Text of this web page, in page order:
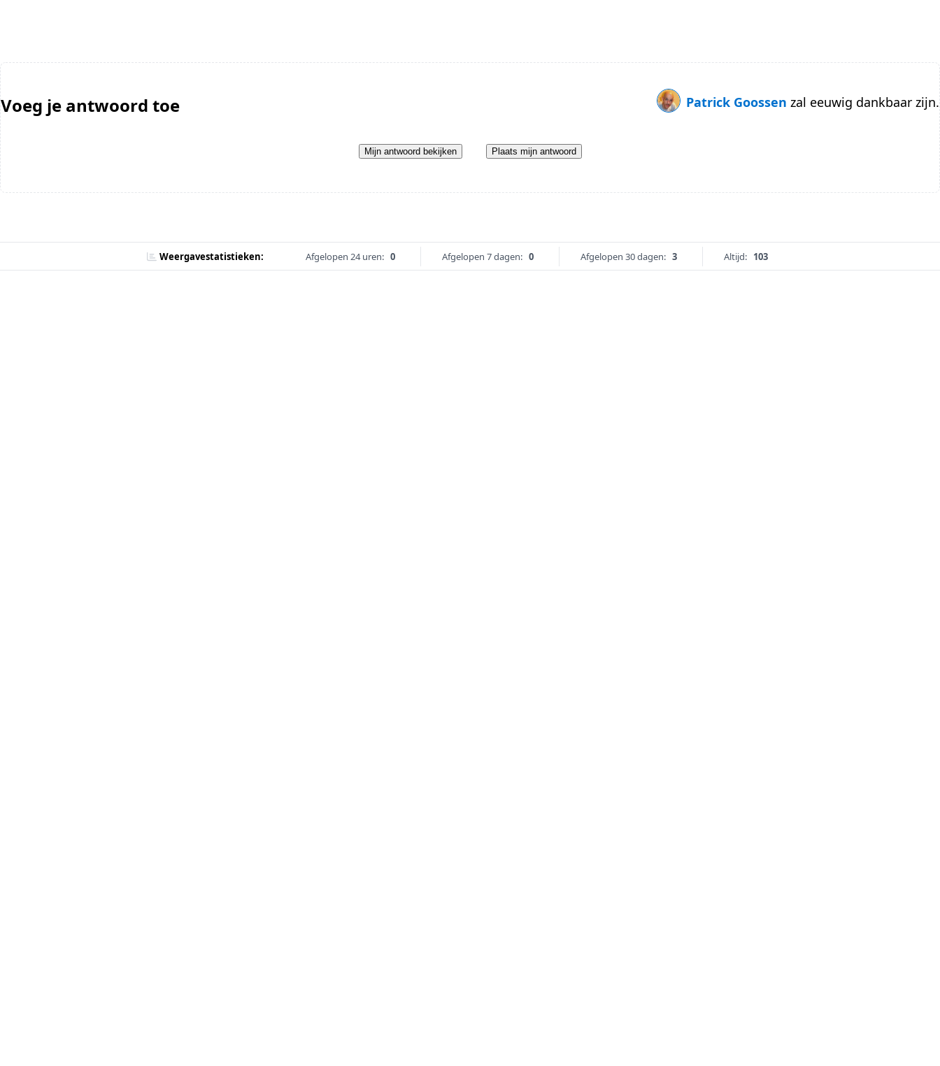
Voeg je antwoord toe Patrick Goossen zal eeuwig dankbaar zijn.
Mijn antwoord bekijken Plaats mijn antwoord
Weergavestatistieken: Afgelopen 24 uren: 0 Afgelopen 7 dagen: 0 Afgelopen 30 dagen: 3 Altijd: 103